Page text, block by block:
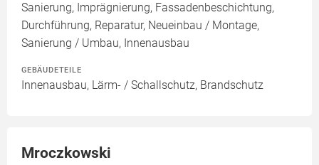
Sanierung, Imprägnierung, Fassadenbeschichtung,
Durchführung, Reparatur, Neueinbau / Montage,
Sanierung / Umbau, Innenausbau
GEBÄUDETEILE
Innenausbau, Lärm- / Schallschutz, Brandschutz
Mroczkowski